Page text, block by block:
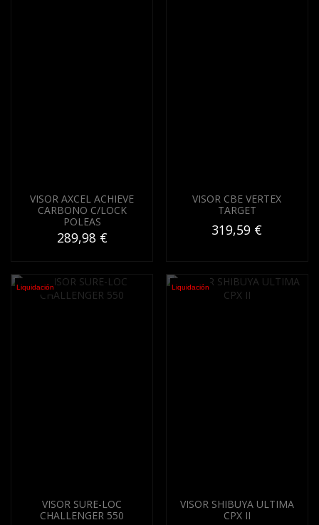
VISOR AXCEL ACHIEVE
CARBONO C/LOCK
POLEAS
289,98 €
VISOR CBE VERTEX
TARGET
319,59 €
Liquidación
VISOR SURE-LOC
CHALLENGER 550
Liquidación
VISOR SHIBUYA ULTIMA
CPX II